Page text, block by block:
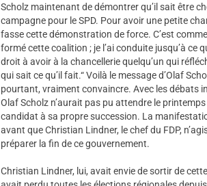
Scholz maintenant de démontrer qu’il sait être
campagne pour le SPD. Pour avoir une petite
fasse cette démonstration de force. C’est
formé cette coalition ; je l’ai conduite jusqu’à ce
droit à avoir à la chancellerie quelqu’un qui
qui sait ce qu’il fait.“ Voilà le message d’Olaf
pourtant, vraiment convaincre. Avec les débats
Olaf Scholz n’aurait pas pu attendre le
candidat à sa propre succession. La
avant que Christian Lindner, le chef du FDP,
préparer la fin de ce gouvernement.
Christian Lindner, lui, avait envie de sortir de